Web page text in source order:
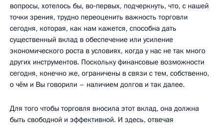
вопросы, хотелось бы, во‑первых, подчеркнуть, что, с нашей
точки зрения, трудно переоценить важность торговли
сегодня, которая, как нам кажется, способна дать
существенный вклад в обеспечение или усиление
экономического роста в условиях, когда у нас не так много
других инструментов. Поскольку финансовые возможности
сегодня, конечно же, ограничены в связи с тем, собственно,
о чём и Вы говорили – наличием долгов и так далее.
Для того чтобы торговля вносила этот вклад, она должна
быть свободной и эффективной. И здесь, отвечая